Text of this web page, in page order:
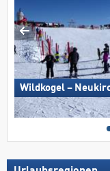
Wildkogel –